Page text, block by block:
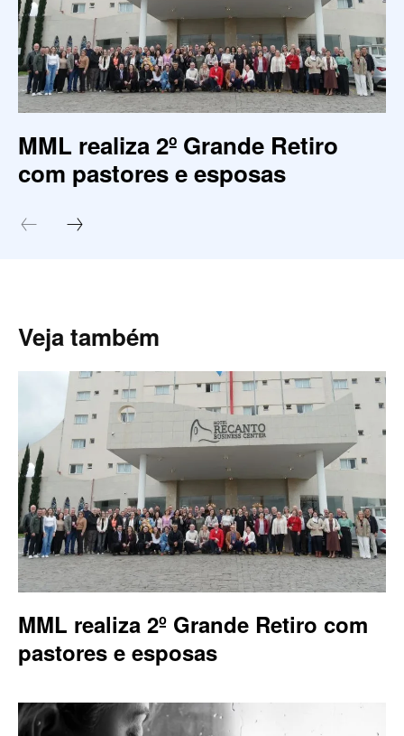
MML realiza 2º Grande Retiro
com pastores e esposas
Veja também
MML realiza 2º Grande Retiro com
pastores e esposas